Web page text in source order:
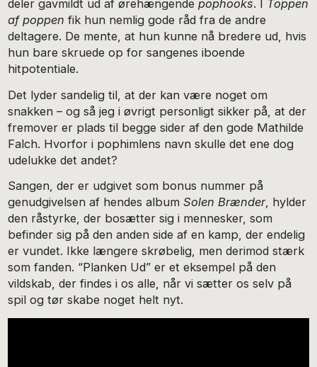
deler gavmildt ud af ørehængendepophooks. I Toppen
af poppen fik hun nemlig gode råd fra de andre
deltagere. De mente, at hun kunne nå bredere ud, hvis
hun bare skruede op for sangenes iboende
hitpotentiale.
Det lyder sandelig til, at der kan være noget om
snakken – og så jeg i øvrigt personligt sikker på, at der
fremover er plads til begge sider af den gode Mathilde
Falch. Hvorfor i pophimlens navn skulle det ene dog
udelukke det andet?
Sangen, der er udgivet som bonus nummer på
genudgivelsen af hendes album Solen Brænder, hylder
den råstyrke, der bosætter sig i mennesker, som
befinder sig på den anden side af en kamp, der endelig
er vundet. Ikke længere skrøbelig, men derimod stærk
som fanden. “Planken Ud” er et eksempel på den
vildskab, der findes i os alle, når vi sætter os selv på
spil og tør skabe noget helt nyt.